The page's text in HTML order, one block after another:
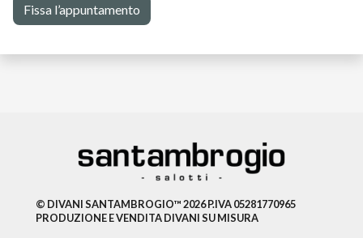
Fissa l’appuntamento
© DIVANI SANTAMBROGIO™ 2026 P.IVA 05281770965
PRODUZIONE E VENDITA DIVANI SU MISURA